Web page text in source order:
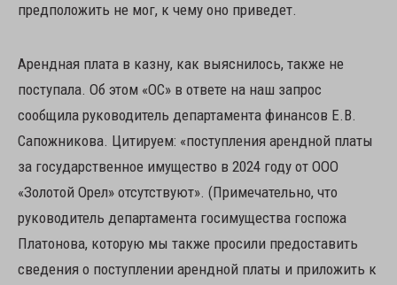
предположить не мог, к чему оно приведет.
Арендная плата в казну, как выяснилось, также не
поступала. Об этом «ОС» в ответе на наш запрос
сообщила руководитель департамента финансов Е.В.
Сапожникова. Цитируем: «поступления арендной платы
за государственное имущество в 2024 году от ООО
«Золотой Орел» отсутствуют». (Примечательно, что
руководитель департамента госимущества госпожа
Платонова, которую мы также просили предоставить
сведения о поступлении арендной платы и приложить к